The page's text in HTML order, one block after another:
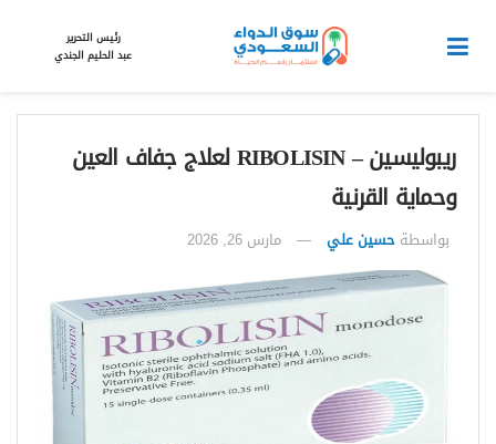
رئيس التحرير
عبد الحليم الجندي
ريبوليسين – RIBOLISIN لعلاج جفاف العين
وحماية القرنية
بواسطة حسين علي مارس 26, 2026